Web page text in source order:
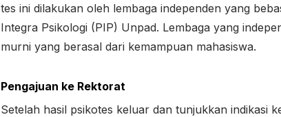
tes ini dilakukan oleh lembaga independen yang
Integra Psikologi (PIP) Unpad. Lembaga yang
murni yang berasal dari kemampuan mahasiswa.
Pengajuan ke Rektorat
Setelah hasil psikotes keluar dan tunjukkan indikasi